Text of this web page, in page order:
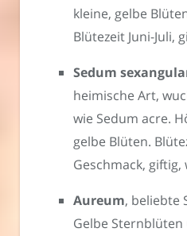
kleine, gelbe
Blütezeit Juni-Juli,
Sedum
heimische Art,
wie Sedum acre.
gelbe Blüten.
Geschmack,
Aureum, beliebte
Gelbe